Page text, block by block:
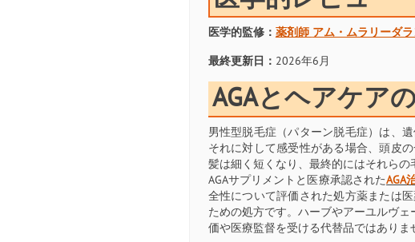
医学的監修： 薬剤師 アム・ムラリーダ
最終更新日： 2026年6月
AGAとヘアケア
男性型脱毛症（パターン脱毛症）は、
それに対して感受性がある場合、頭皮
髪は細く短くなり、最終的にはそれらの
AGAサプリメントと医療承認されたAGA
全性について評価された処方薬または
ための処方です。ハーブやアーユルヴ
価や医療監督を受ける代替品ではありま